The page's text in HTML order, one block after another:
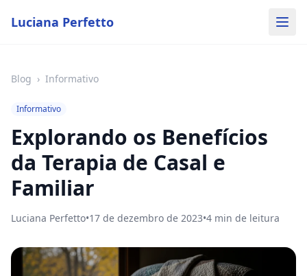
Luciana Perfetto
Blog › Informativo
Informativo
Explorando os Benefícios
da Terapia de Casal e
Familiar
Luciana Perfetto•17 de dezembro de 2023•4 min de leitura